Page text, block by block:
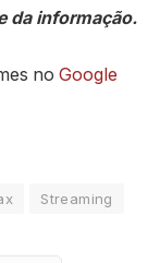
da informação.
no Google
Streaming